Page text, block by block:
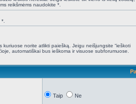
reikšmėms naudokite *.
kuriuose norite atlikti paiešką. Jeigu neišjungsite “ieškoti
automatiškai bus ieškoma ir visuose subforumuose.
Taip Ne